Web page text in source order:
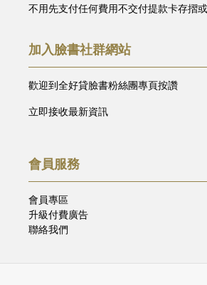
不用先支付任何費用不交付提款卡存摺
加入臉書社群網站
歡迎到全好貸臉書粉絲團專頁按讚
立即接收最新資訊
會員服務
會員專區
升級付費廣告
聯絡我們